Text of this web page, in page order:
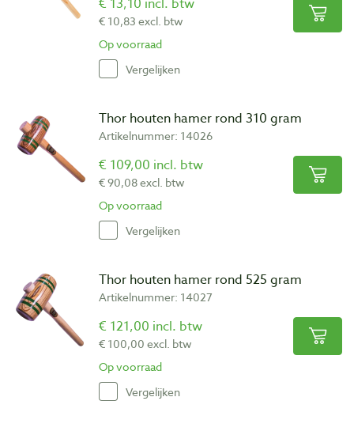
€ 13,10 incl. btw
€ 10,83 excl. btw
Op voorraad
Vergelijken
Thor houten hamer rond 310 gram
Artikelnummer: 14026
€ 109,00 incl. btw
€ 90,08 excl. btw
Op voorraad
Vergelijken
Thor houten hamer rond 525 gram
Artikelnummer: 14027
€ 121,00 incl. btw
€ 100,00 excl. btw
Op voorraad
Vergelijken